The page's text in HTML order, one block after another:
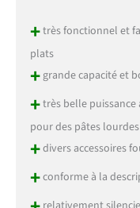
+très fonctionnel et
plats
+grande capacité et
+très belle puissance
pour des pâtes lourdes
+divers accessoires
+conforme à la